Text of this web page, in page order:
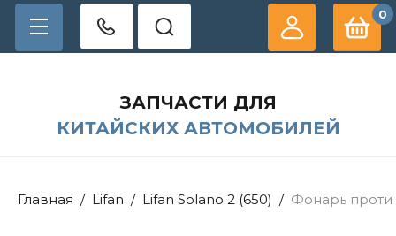
ЗАПЧАСТИ ДЛЯ
КИТАЙСКИХ АВТОМОБИЛЕЙ
0
Главная / Lifan / Lifan Solano 2 (650) / Фонарь